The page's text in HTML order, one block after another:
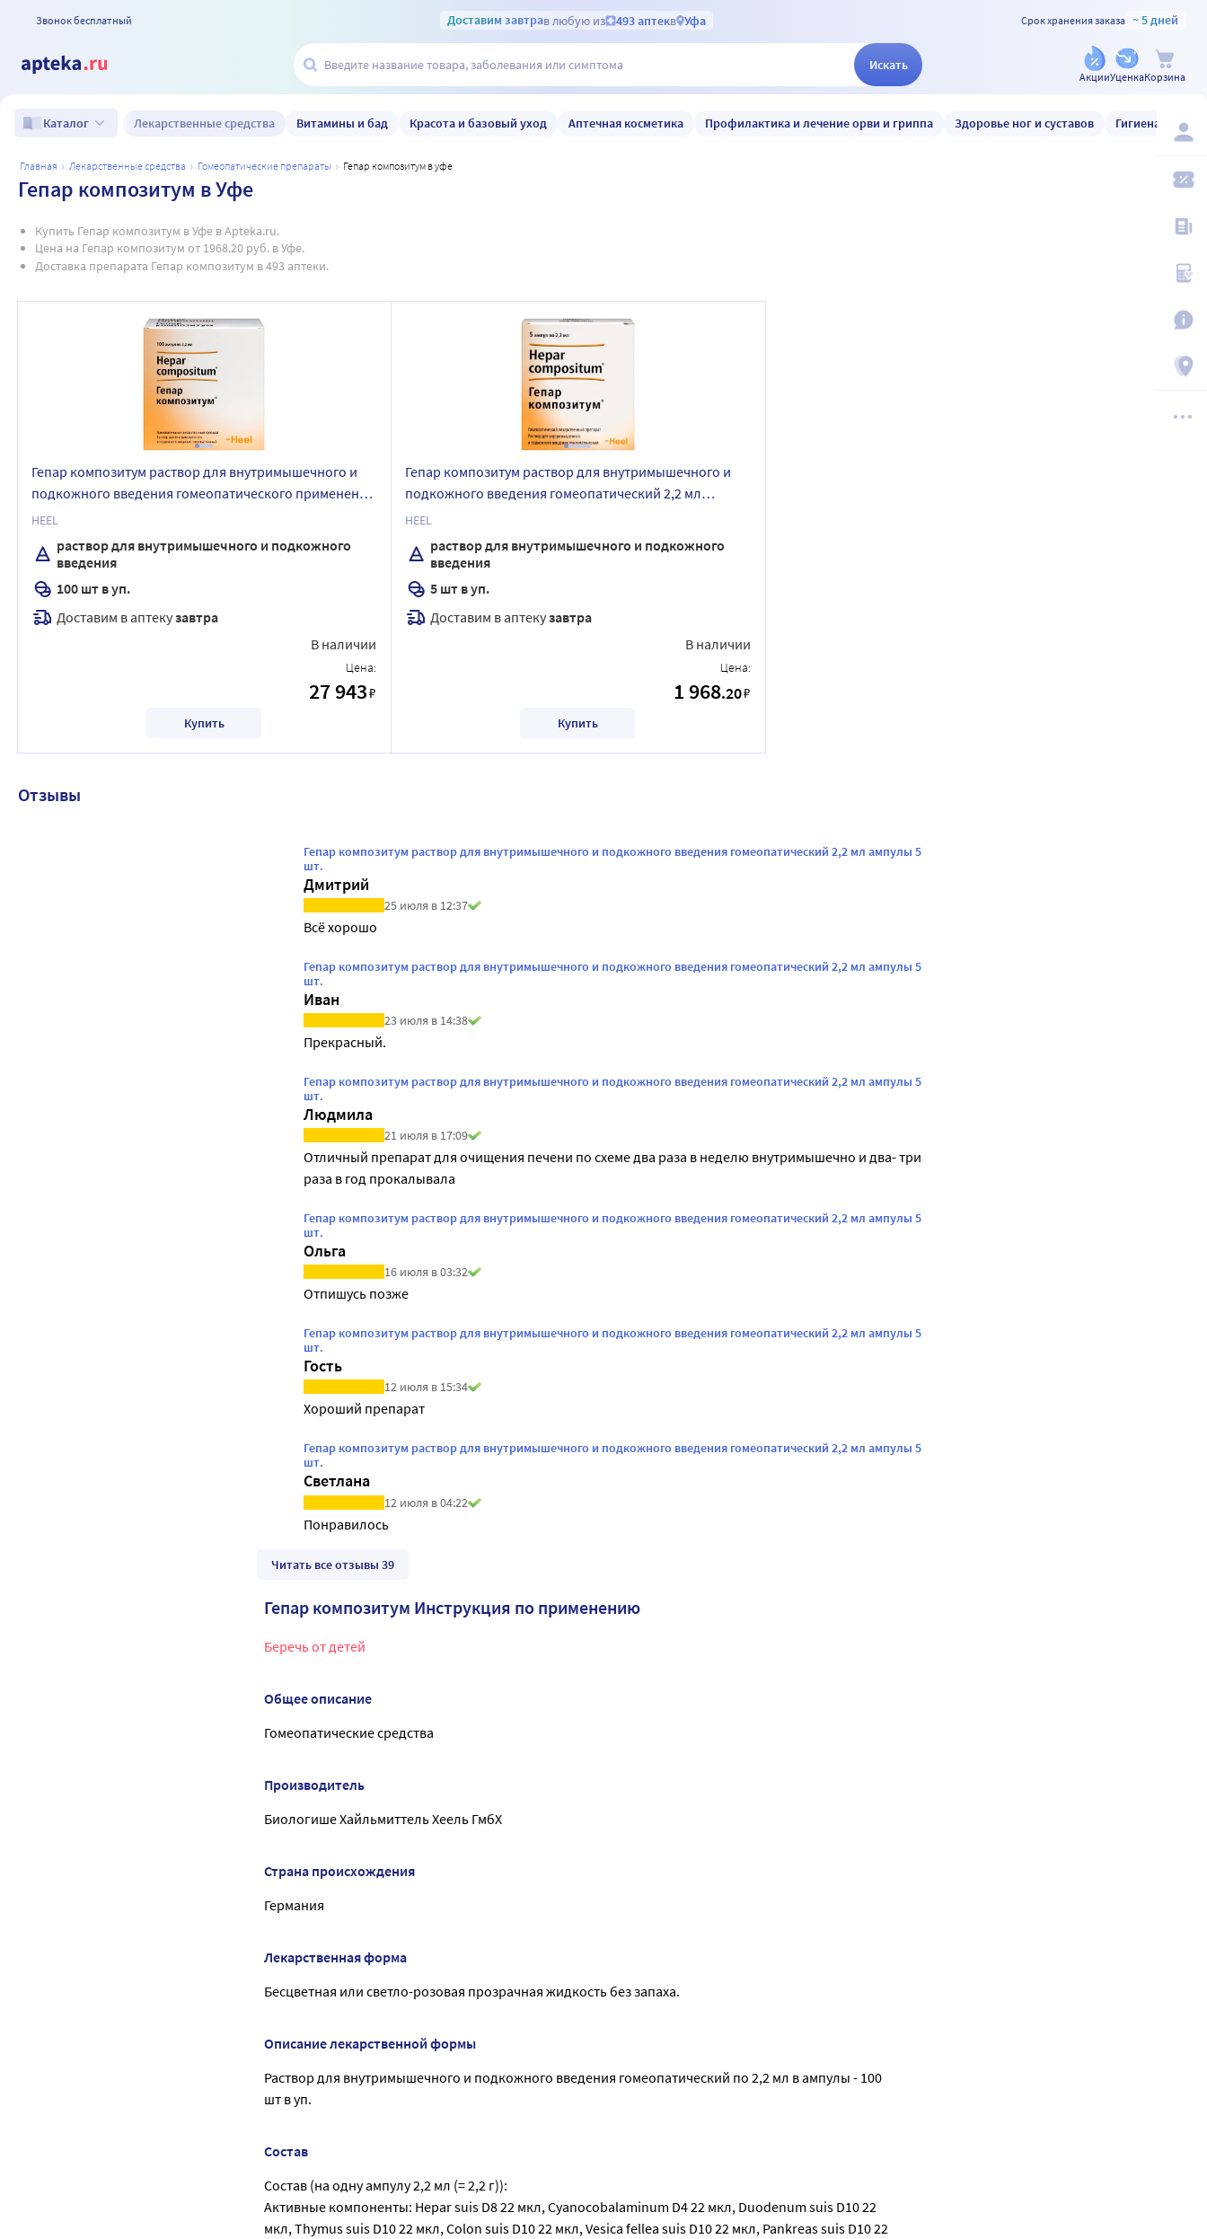
Звонок бесплатный Доставим завтрав любую из 493 аптекв Уфа Срок хранения заказа ~ 5 дней
Искать
АкцииУценкаКорзина
Каталог Лекарственные средства Витамины и бад Красота и базовый уход Аптечная косметика Профилактика и лечение орви и гриппа Здоровье ног и суставов Гигиена и уход
главная лекарственные средства гомеопатические препараты гепар композитум в уфе
Гепар композитум в Уфе
Купить Гепар композитум в Уфе в Apteka.ru.
Цена на Гепар композитум от 1968.20 руб. в Уфе.
Доставка препарата Гепар композитум в 493 аптеки.
Гепар композитум раствор для внутримышечного и
подкожного введения гомеопатического применения
2,2 мл ампулы 100 шт.
HEEL
раствор для внутримышечного и подкожного
введения
100 шт в уп.
Доставим в аптекузавтра
В наличии
Цена:
27 943₽
Купить
Гепар композитум раствор для внутримышечного и
подкожного введения гомеопатический 2,2 мл
ампулы 5 шт.
HEEL
раствор для внутримышечного и подкожного
введения
5 шт в уп.
Доставим в аптекузавтра
В наличии
Цена:
1 968.20₽
Купить
Отзывы
Гепар композитум раствор для внутримышечного и подкожного введения гомеопатический 2,2 мл ампулы 5
шт.
Дмитрий
25 июля в 12:37
Всё хорошо
Гепар композитум раствор для внутримышечного и подкожного введения гомеопатический 2,2 мл ампулы 5
шт.
Иван
23 июля в 14:38
Прекрасный.
Гепар композитум раствор для внутримышечного и подкожного введения гомеопатический 2,2 мл ампулы 5
шт.
Людмила
21 июля в 17:09
Отличный препарат для очищения печени по схеме два раза в неделю внутримышечно и два- три
раза в год прокалывала
Гепар композитум раствор для внутримышечного и подкожного введения гомеопатический 2,2 мл ампулы 5
шт.
Ольга
16 июля в 03:32
Отпишусь позже
Гепар композитум раствор для внутримышечного и подкожного введения гомеопатический 2,2 мл ампулы 5
шт.
Гость
12 июля в 15:34
Хороший препарат
Гепар композитум раствор для внутримышечного и подкожного введения гомеопатический 2,2 мл ампулы 5
шт.
Светлана
12 июля в 04:22
Понравилось
Читать все отзывы 39
Гепар композитум Инструкция по применению
Беречь от детей
Общее описание
Гомеопатические средства
Производитель
Биологише Хайльмиттель Хеель ГмбХ
Страна происхождения
Германия
Лекарственная форма
Бесцветная или светло-розовая прозрачная жидкость без запаха.
Описание лекарственной формы
Раствор для внутримышечного и подкожного введения гомеопатический по 2,2 мл в ампулы - 100
шт в уп.
Состав
Состав (на одну ампулу 2,2 мл (= 2,2 г)):
Активные компоненты: Hepar suis D8 22 мкл, Cyanocobalaminum D4 22 мкл, Duodenum suis D10 22
мкл, Thymus suis D10 22 мкл, Colon suis D10 22 мкл, Vesica fellea suis D10 22 мкл, Pankreas suis D10 22